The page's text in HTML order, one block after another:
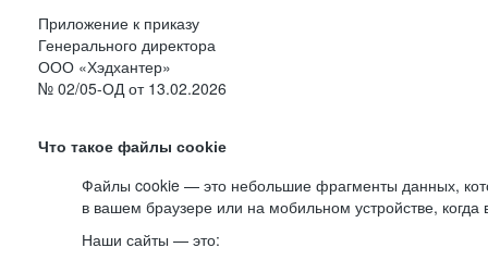
Приложение к приказу
Генерального директора
ООО «Хэдхантер»
№ 02/05-ОД от 13.02.2026
Что такое файлы cookie
Файлы cookie — это небольшие фрагменты данных,
в вашем браузере или на мобильном устройстве,
Наши сайты — это: